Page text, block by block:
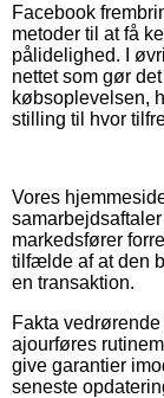
Facebook
metoder til at få
pålidelighed. I
nettet som gør
købsoplevelsen,
stilling til hvor
Vores
markedsfører
tilfælde af at den
en transaktion.
Fakta
ajourføres
give garantier
seneste